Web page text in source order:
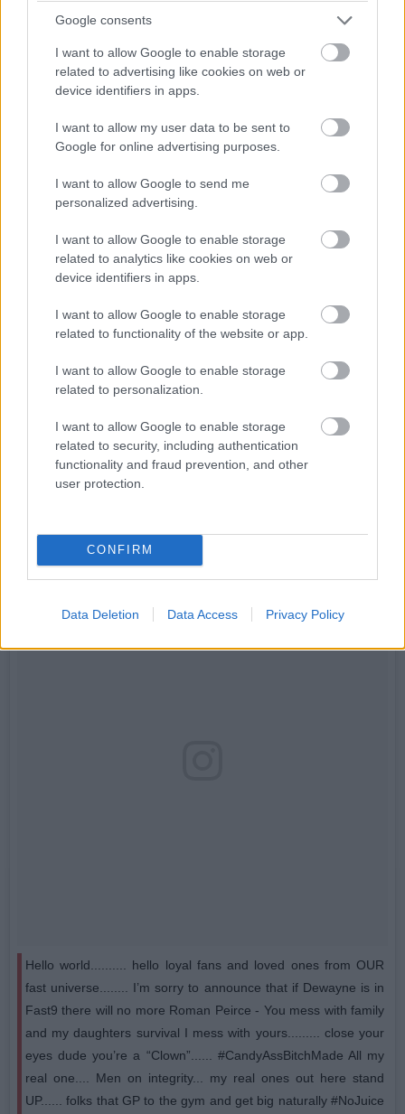
Google consents
I want to allow Google to enable storage
related to advertising like cookies on web or
device identifiers in apps.
I want to allow my user data to be sent to
Google for online advertising purposes.
I want to allow Google to send me
personalized advertising.
I want to allow Google to enable storage
related to analytics like cookies on web or
device identifiers in apps.
I want to allow Google to enable storage
related to functionality of the website or app.
I want to allow Google to enable storage
related to personalization.
I want to allow Google to enable storage
related to security, including authentication
functionality and fraud prevention, and other
user protection.
CONFIRM
Data Deletion Data Access Privacy Policy
szívére vette, hogy Dwayne "The Rock"
Johnson karakterének spin-offja előbb
érkezik, mint a Halálos iramban 9, ezért azóta
is ott támadja a színészt, ahol tudja. Ez
A Halálos Iramban háza táján még mindig zajlik a családi
kollégája, Dwayne "The Rock" Johnson és Jason Statham
közös, 2019. július 26-ra belőtt spin-offja miatt csúszik
egy évvel aHalálos iramban 9
Az ügy biztos kényesen érinti Gibson pénztárcáját, de
legfőképp az önbecsülését érhette a nagyobb ütés, mert
most azzal fenyegeti a producereket, hogy kiszáll a
projektből, amennyiben Dwayne Johnson visszatér a
folytatásokra. Döntését Instagramon osztotta meg
rajongóival, alább láthatjátok a szóban forgó posztot
Hello world.......... hello loyal fans and loved ones from OUR
fast universe........ I’m sorry to announce that if Dewayne is in
Fast9 there will no more Roman Peirce - You mess with family
and my daughters survival I mess with yours......... close your
eyes dude you’re a “Clown”...... #CandyAssBitchMade All my
real one.... Men on integrity... my real ones out here stand
UP...... folks that GP to the gym and get big naturally #NoJuice